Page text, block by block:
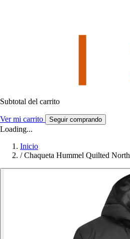
Subtotal del carrito
Ver mi carrito Seguir comprando
Loading...
Inicio
/ Chaqueta Hummel Quilted North